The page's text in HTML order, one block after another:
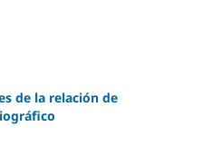
de la relación de